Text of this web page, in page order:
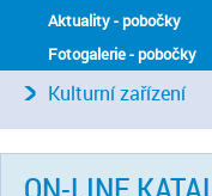
Aktuality - pobočky
Fotogalerie - pobočky
Kulturní zařízení